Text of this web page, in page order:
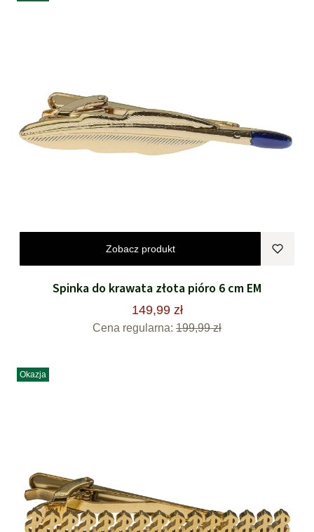
Zobacz produkt
Spinka do krawata złota pióro 6 cm EM
149,99 zł
Cena regularna: 199,99 zł
Okazja